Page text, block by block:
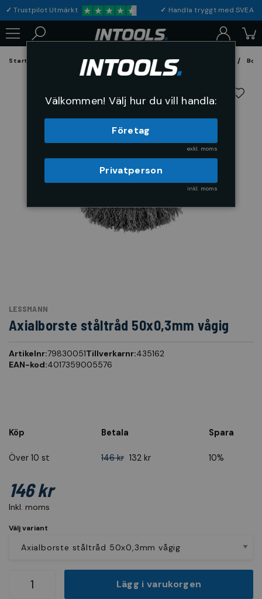
✓Trustpilot Utmärkt ✓ Handla tryggt med
Startsida Förbrukning & Maskintillbehör Fil, Slip och Borstar
LESSMANN
Axialborste ståltråd 50x0,3mm vågig
Artikelnr:79830051Tillverkarnr:435162
EAN-kod:4017359005576
Köp Betala Spara
Över 10 st 146 kr 132 kr 10%
Inkl. moms
146 kr
Välj variant
Lägg i varukorgen
Välkommen! Välj hur du vill handla:
Företag
exkl. moms
Privatperson
inkl. moms